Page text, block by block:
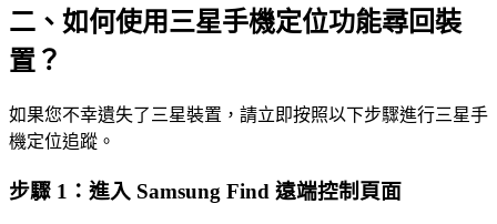
二、如何使用三星手機定位功能尋回裝
置？
如果您不幸遺失了三星裝置，請立即按照以下步驟進行三星手
機定位追蹤。
步驟 1：進入 Samsung Find 遠端控制頁面